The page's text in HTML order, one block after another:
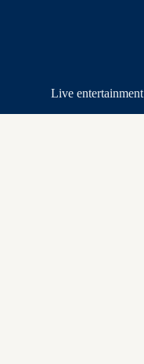
Live entertainment